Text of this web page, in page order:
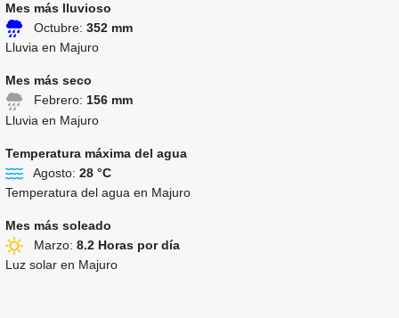
Mes más lluvioso
Octubre: 352 mm
Lluvia en Majuro
Mes más seco
Febrero: 156 mm
Lluvia en Majuro
Temperatura máxima del agua
Agosto: 28 °C
Temperatura del agua en Majuro
Mes más soleado
Marzo: 8.2 Horas por día
Luz solar en Majuro